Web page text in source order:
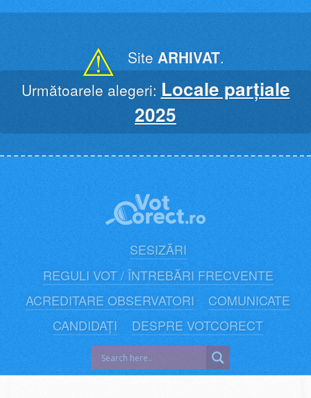
⚠ Site ARHIVAT.
Următoarele alegeri: Locale parțiale
2025
SESIZĂRI
REGULI VOT / ÎNTREBĂRI FRECVENTE
ACREDITARE OBSERVATORI
COMUNICATE
CANDIDAȚI
DESPRE VOTCORECT